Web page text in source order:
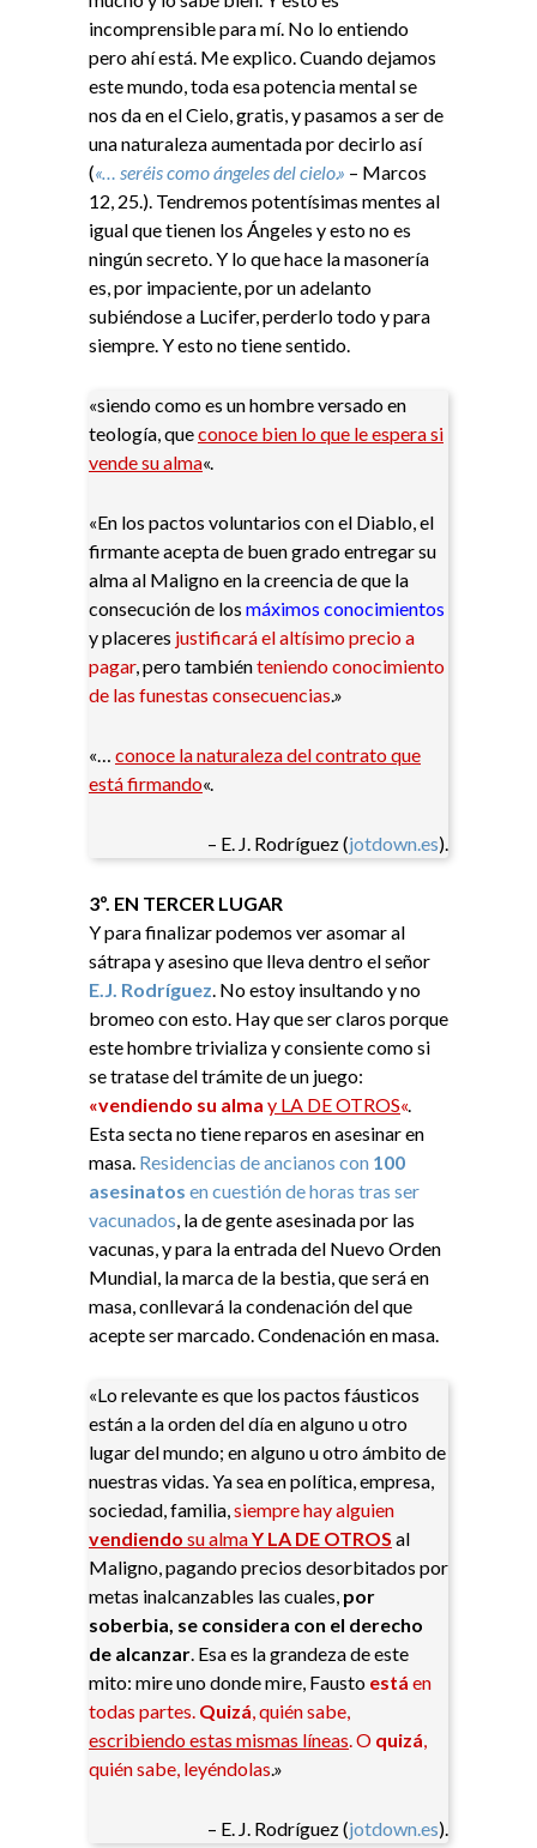
incomprensible para mí. No lo entiendo
pero ahí está. Me explico. Cuando dejamos
este mundo, toda esa potencia mental se
nos da en el Cielo, gratis, y pasamos a ser de
una naturaleza aumentada por decirlo así
(«… seréis como ángeles del cielo.» – Marcos
12, 25.). Tendremos potentísimas mentes al
igual que tienen los Ángeles y esto no es
ningún secreto. Y lo que hace la masonería
es, por impaciente, por un adelanto
subiéndose a Lucifer, perderlo todo y para
siempre. Y esto no tiene sentido.
«siendo como es un hombre versado en
teología, queconoce bien lo que le espera si
vende su alma«.
«En los pactos voluntarios con el Diablo, el
firmante acepta de buen grado entregar su
alma al Maligno en la creencia de que la
consecución de los máximos conocimientos
y placeres justificará el altísimo precio a
pagar, pero tambiénteniendo conocimiento
de las funestas consecuencias.»
«… conoce la naturaleza del contrato que
está firmando«.
– E. J. Rodríguez (jotdown.es)​.
3º. EN TERCER LUGAR
Y para finalizar podemos ver asomar al
sátrapa y asesino que lleva dentro el señor
E.J. Rodríguez. No estoy insultando y no
bromeo con esto. Hay que ser claros porque
este hombre trivializa y consiente como si
se tratase del trámite de un juego:
«vendiendo su alma y LA DE OTROS«.
Esta secta no tiene reparos en asesinar en
masa. Residencias de ancianos con 100
asesinatos en cuestión de horas tras ser
vacunados, la de gente asesinada por las
vacunas, y para la entrada del Nuevo Orden
Mundial, la marca de la bestia, que será en
masa, conllevará la condenación del que
acepte ser marcado. Condenación en masa.
«Lo relevante es que los pactos fáusticos
están a la orden del día en alguno u otro
lugar del mundo; en alguno u otro ámbito de
nuestras vidas. Ya sea en política, empresa,
sociedad, familia,siempre hay alguien
vendiendo su almaY LA DE OTROS al
Maligno, pagando precios desorbitados por
metas inalcanzables las cuales, por
soberbia, se considera con el derecho
de alcanzar. Esa es la grandeza de este
mito: mire uno donde mire, Fausto está en
todas partes. Quizá, quién sabe,
escribiendo estas mismas líneas. O quizá,
quién sabe, leyéndolas.»
– E. J. Rodríguez (jotdown.es)​.